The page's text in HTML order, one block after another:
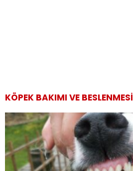
KÖPEK BAKIMI VE BESLENMESI